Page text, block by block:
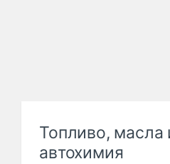
Топливо, масла
автохимия